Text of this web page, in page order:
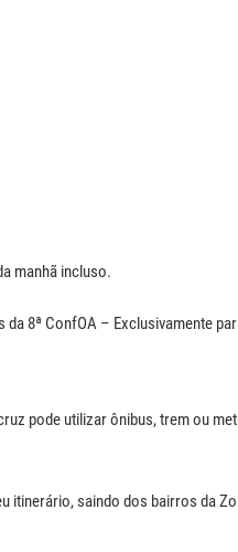
manhã incluso.
8ª ConfOA – Exclusivamente
pode utilizar ônibus, trem ou
itinerário, saindo dos bairros da